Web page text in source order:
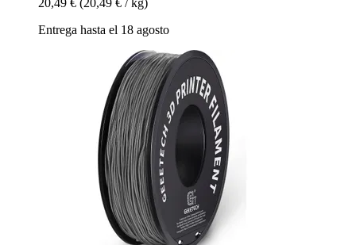
Entrega hasta el 18 agosto